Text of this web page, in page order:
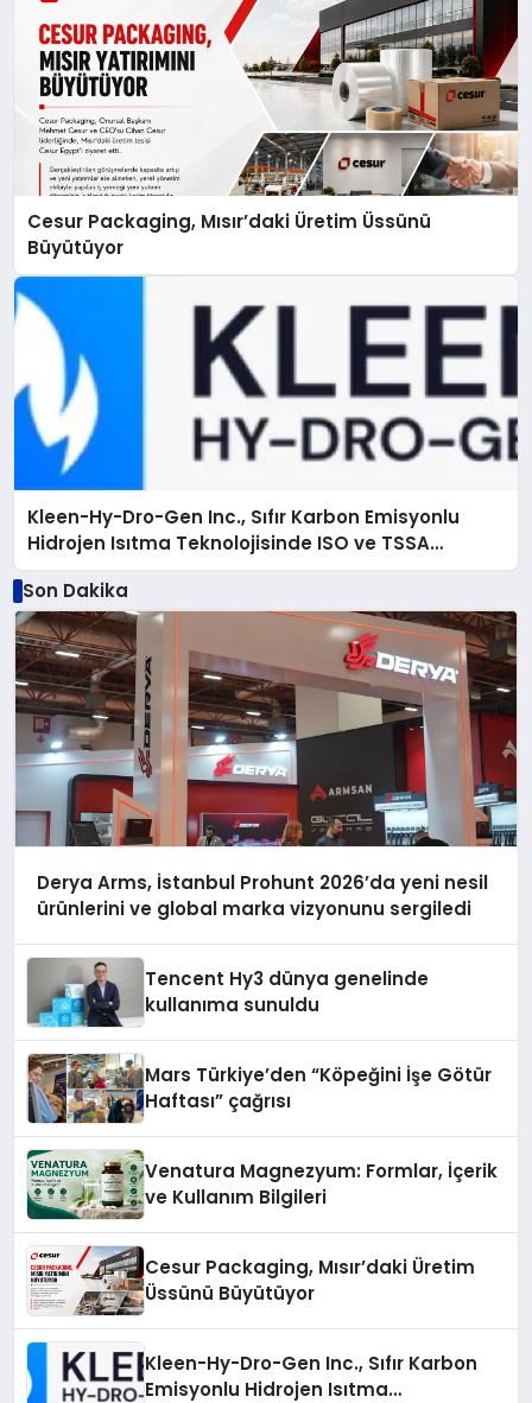
Cesur Packaging, Mısır’daki Üretim Üssünü
Büyütüyor
Kleen-Hy-Dro-Gen Inc., Sıfır Karbon Emisyonlu
Hidrojen Isıtma Teknolojisinde ISO ve TSSA
Düzenleyici Onaylarını Aldı
Son Dakika
Derya Arms, İstanbul Prohunt 2026’da yeni nesil
ürünlerini ve global marka vizyonunu sergiledi
Tencent Hy3 dünya genelinde
kullanıma sunuldu
Mars Türkiye’den “Köpeğini İşe Götür
Haftası” çağrısı
Venatura Magnezyum: Formlar, İçerik
ve Kullanım Bilgileri
Cesur Packaging, Mısır’daki Üretim
Üssünü Büyütüyor
Kleen-Hy-Dro-Gen Inc., Sıfır Karbon
Emisyonlu Hidrojen Isıtma